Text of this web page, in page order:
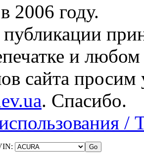
2006 году.
и
сайта просим
. Спасибо.
/